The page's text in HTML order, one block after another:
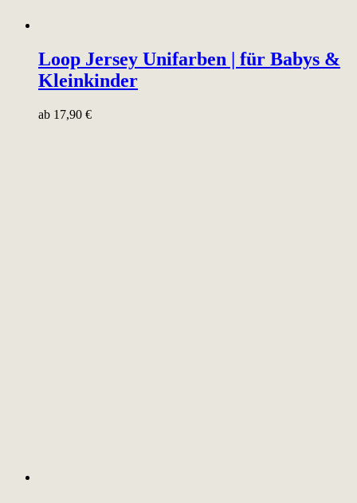
Loop Jersey Unifarben | für Babys &
Kleinkinder
ab 17,90 €